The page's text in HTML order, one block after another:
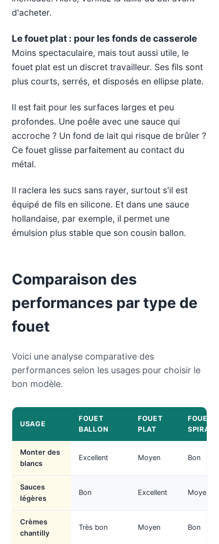
d'acheter.
Le fouet plat : pour les fonds de casserole
Moins spectaculaire, mais tout aussi utile, le
fouet plat est un discret travailleur. Ses fils sont
plus courts, serrés, et disposés en ellipse plate.
Il est fait pour les surfaces larges et peu
profondes. Une poêle avec une sauce qui
accroche ? Un fond de lait qui risque de brûler ?
Ce fouet glisse parfaitement au contact du
métal.
Il raclera les sucs sans rayer, surtout s'il est
équipé de fils en silicone. Et dans une sauce
hollandaise, par exemple, il permet une
émulsion plus stable que son cousin ballon.
Comparaison des
performances par type de
fouet
Voici une analyse comparative des
performances selon les usages pour choisir le
bon modèle.
USAGE
FOUET
BALLON
FOUET
PLAT
FOUET
SPIRALE
Monter des
blancs
Excellent Moyen Bon
Sauces
légères
Bon Excellent Moyen
Crèmes
chantilly
Très bon Moyen Bon